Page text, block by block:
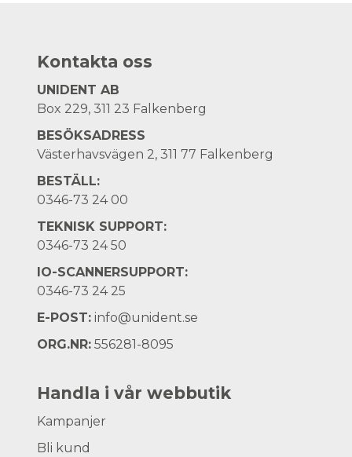
Kontakta oss
UNIDENT AB
Box 229, 311 23 Falkenberg
BESÖKSADRESS
Västerhavsvägen 2, 311 77 Falkenberg
BESTÄLL:
0346-73 24 00
TEKNISK SUPPORT:
0346-73 24 50
IO-SCANNERSUPPORT:
0346-73 24 25
E-POST: info@unident.se
ORG.NR: 556281-8095
Handla i vår webbutik
Kampanjer
Bli kund